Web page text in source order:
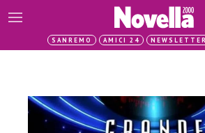
SANREMO AMICI 24 NEWSLETTER